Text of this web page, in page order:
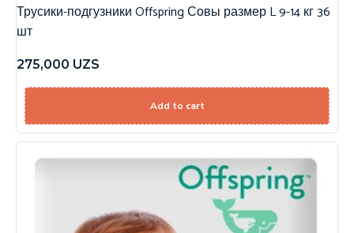
Трусики-подгузники Offspring Совы размер L 9-14 кг 36
шт
275,000 UZS
Add to cart